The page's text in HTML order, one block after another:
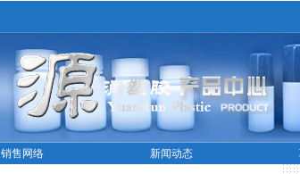
销售网络 新闻动态